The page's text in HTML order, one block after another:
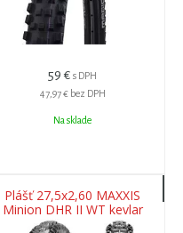
59 € s DPH
47,97 € bez DPH
Na sklade
Plášť 27,5x2,60 MAXXIS
Minion DHR II WT kevlar
EXO+ TR 120TPI 3C Maxx